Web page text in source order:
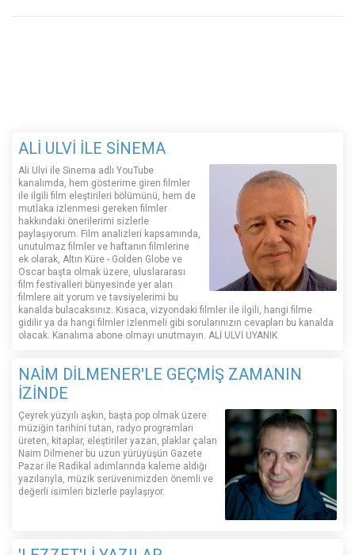
ALİ ULVİ İLE SİNEMA
Ali Ulvi ile Sinema adlı YouTube
kanalımda, hem gösterime giren filmler
ile ilgili film eleştirileri bölümünü, hem de
mutlaka izlenmesi gereken filmler
hakkındaki önerilerimi sizlerle
paylaşıyorum. Film analizleri kapsamında,
unutulmaz filmler ve haftanın filmlerine
ek olarak, Altın Küre - Golden Globe ve
Oscar başta olmak üzere, uluslararası
film festivalleri bünyesinde yer alan
filmlere ait yorum ve tavsiyelerimi bu
kanalda bulacaksınız. Kısaca, vizyondaki filmler ile ilgili, hangi filme
gidilir ya da hangi filmler izlenmeli gibi sorularınızın cevapları bu kanalda
olacak. Kanalıma abone olmayı unutmayın. ALİ ULVİ UYANIK
NAİM DİLMENER'LE GEÇMİŞ ZAMANIN
İZİNDE
Çeyrek yüzyılı aşkın, başta pop olmak üzere
müziğin tarihini tutan, radyo programları
üreten, kitaplar, eleştiriler yazan, plaklar çalan
Naim Dilmener bu uzun yürüyüşün Gazete
Pazar ile Radikal adımlarında kaleme aldığı
yazılarıyla, müzik serüvenimizden önemli ve
değerli isimleri bizlerle paylaşıyor.